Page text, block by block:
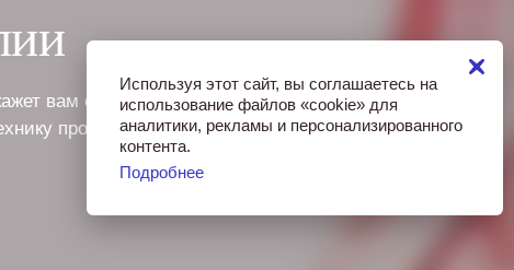
вам о нюансах процедуры
проведения процедуры,
Используя этот сайт, вы соглашаетесь на
использование файлов «cookie» для
аналитики, рекламы и персонализированного
контента.
Подробнее